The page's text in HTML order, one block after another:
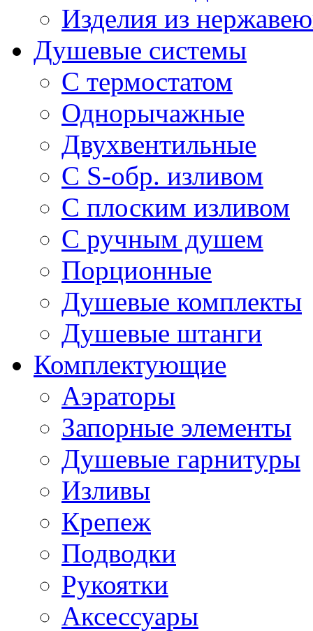
Изделия из
Душевые системы
С термостатом
Однорычажные
Двухвентильные
С S-обр. изливом
С плоским изливом
С ручным душем
Порционные
Душевые комплекты
Душевые штанги
Комплектующие
Аэраторы
Запорные элементы
Душевые гарнитуры
Изливы
Крепеж
Подводки
Рукоятки
Аксессуары